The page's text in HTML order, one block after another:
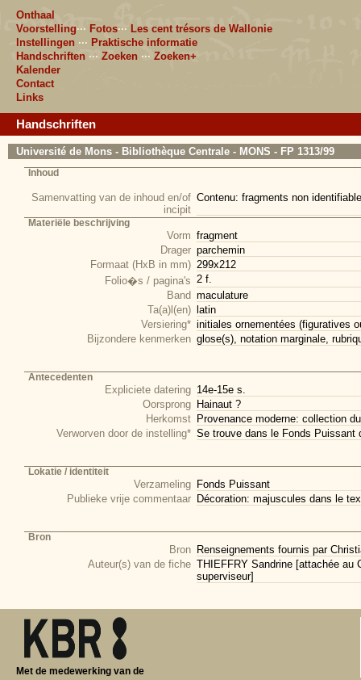
Onthaal
Voorstelling··· Fotos··· Les cent trésors de Wallonie
Instellingen ··· Praktische informatie
Handschriften ··· Zoeken ··· Zoeken+
Kalender
Contact
Links
Handschriften
Université de Mons - Bibliothèque Centrale - MONS - FP 1313/99
Inhoud
Samenvatting van de inhoud en/of
incipit
Contenu: fragments non
Materiële beschrijving
Vorm fragment
Drager parchemin
Formaat (HxB in mm) 299x212
Folio�s / pagina's 2 f.
Band maculature
Ta(a)l(en)
latin
Versiering* initiales ornementées (figuratives
Bijzondere kenmerken glose(s), notation marginale,
Antecedenten
Expliciete datering 14e-15e s.
Oorsprong Hainaut ?
Herkomst Provenance moderne: collection
Verworven door de instelling* Se trouve dans le Fonds Puissant
Lokatie / identiteit
Verzameling Fonds Puissant
Publieke vrije commentaar Décoration: majuscules dans le
Bron
Bron Renseignements fournis par
Auteur(s) van de fiche THIEFFRY Sandrine [attachée au
superviseur]
Met de medewerking van de